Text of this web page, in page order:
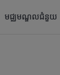
មជ្ឈមណ្ឌលជំនួយ